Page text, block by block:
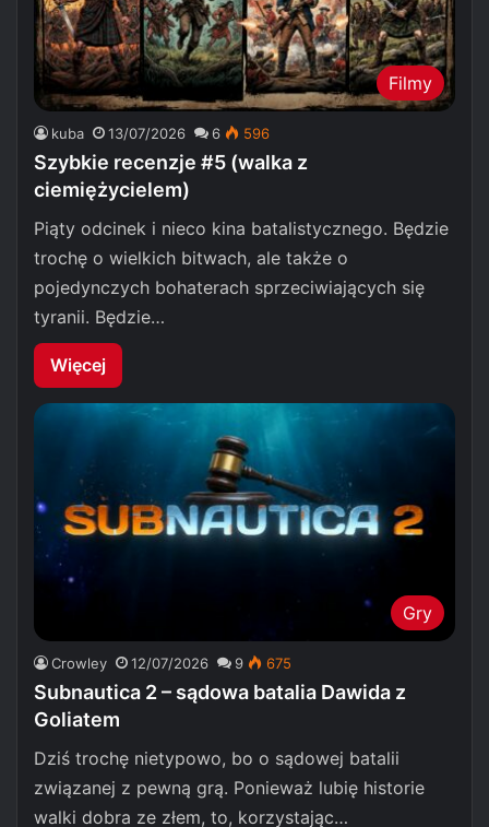
Filmy
kuba 13/07/2026 6 596
Szybkie recenzje #5 (walka z
ciemiężycielem)
Piąty odcinek i nieco kina batalistycznego. Będzie
trochę o wielkich bitwach, ale także o
pojedynczych bohaterach sprzeciwiających się
tyranii. Będzie…
Więcej
Gry
Crowley 12/07/2026 9 675
Subnautica 2 – sądowa batalia Dawida z
Goliatem
Dziś trochę nietypowo, bo o sądowej batalii
związanej z pewną grą. Ponieważ lubię historie
walki dobra ze złem, to, korzystając…